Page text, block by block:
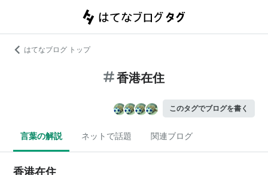
はてなブログ トップ
香港在住
このタグでブログを書く
言葉の解説 ネットで話題 関連ブログ
香港在住